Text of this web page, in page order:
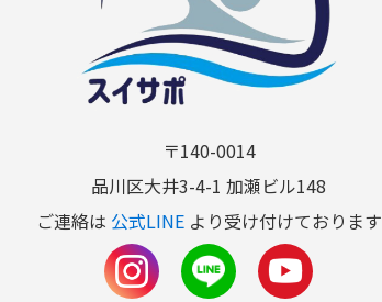
〒140-0014
品川区大井3-4-1 加瀬ビル148
ご連絡は 公式LINEより受け付けております